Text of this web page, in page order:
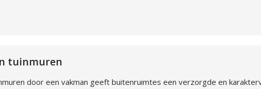
tuinmuren
door een vakman geeft buitenruimtes een verzorgde en